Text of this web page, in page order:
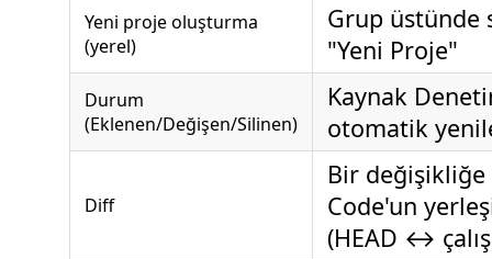
Yeni proje oluşturma
(yerel)
Grup üstünde
"Yeni Proje"
Durum
(Eklenen/Değişen/Silinen)
Kaynak
otomatik
Diff
Bir değişikliğe
Code'un
(HEAD ↔